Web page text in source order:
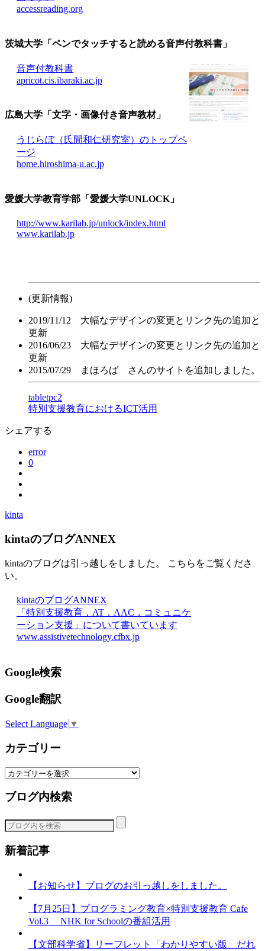
accessreading.org
茨城大学「ペンでタッチすると読める音声付教科書」
音声付教科書
apricot.cis.ibaraki.ac.jp
広島大学「文字・画像付き音声教材」
うじらぼ（氏間和仁研究室）のトップペ
ージ
home.hiroshima-u.ac.jp
愛媛大学教育学部「愛媛大学UNLOCK」
http://www.karilab.jp/unlock/index.html
www.karilab.jp
(更新情報)
2019/11/12 大幅なデザインの変更とリンク先の追加と
更新
2016/06/23 大幅なデザインの変更とリンク先の追加と
更新
2015/07/29 まほろば さんのサイトを追加しました。
tabletpc2
特別支援教育におけるICT活用
シェアする
error
0
kinta
kintaのブログANNEX
kintaのブログは引っ越しをしました。 こちらをご覧くださ
い。
kintaのブログANNEX
「特別支援教育，AT，AAC，コミュニケ
ーション支援」について書いています
www.assistivetechnology.cfbx.jp
Google検索
Google翻訳
Select Language ▼
カテゴリー
カ
ゴ
ー
ブログ内検索
新着記事
【お知らせ】ブログのお引っ越しをしました。
【7月25日】プログラミング教育×特別支援教育 Cafe
Vol.3 NHK for Schoolの番組活用
【文部科学省】リーフレット「わかりやすい版 だれ